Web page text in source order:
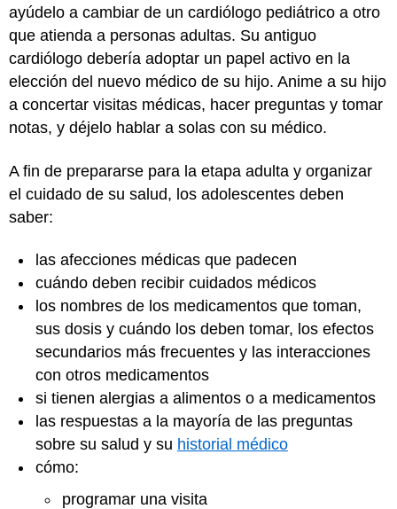
ayúdelo a cambiar de un cardiólogo pediátrico a otro
que atienda a personas adultas. Su antiguo
cardiólogo debería adoptar un papel activo en la
elección del nuevo médico de su hijo. Anime a su hijo
a concertar visitas médicas, hacer preguntas y tomar
notas, y déjelo hablar a solas con su médico.
A fin de prepararse para la etapa adulta y organizar
el cuidado de su salud, los adolescentes deben
saber:
las afecciones médicas que padecen
cuándo deben recibir cuidados médicos
los nombres de los medicamentos que toman,
sus dosis y cuándo los deben tomar, los efectos
secundarios más frecuentes y las interacciones
con otros medicamentos
si tienen alergias a alimentos o a medicamentos
las respuestas a la mayoría de las preguntas
sobre su salud y su historial médico
cómo:
programar una visita